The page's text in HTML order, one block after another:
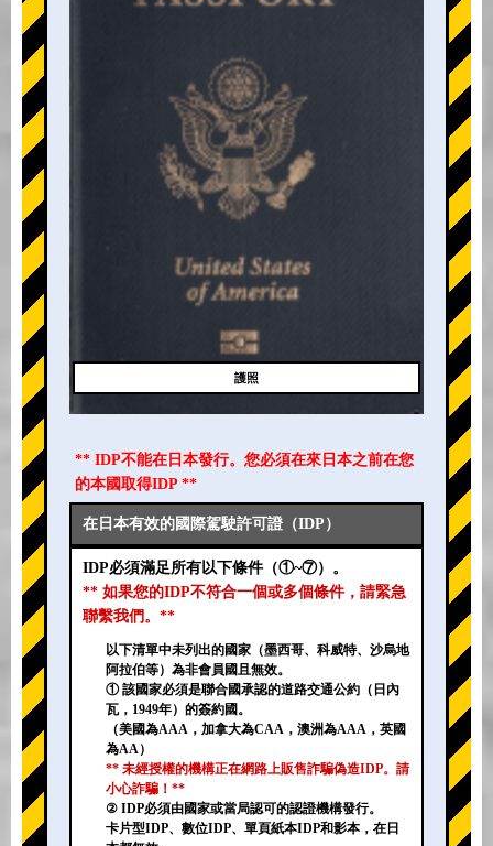
護照
** IDP不能在日本發行。您必須在來日本之前在您
的本國取得IDP **
在日本有效的國際駕駛許可證（IDP）
IDP必須滿足所有以下條件（①~⑦）。
** 如果您的IDP不符合一個或多個條件，請緊急
聯繫我們。**
以下清單中未列出的國家（墨西哥、科威特、沙烏地
阿拉伯等）為非會員國且無效。
① 該國家必須是聯合國承認的道路交通公約（日內
瓦，1949年）的簽約國。
（美國為AAA，加拿大為CAA，澳洲為AAA，英國
為AA）
** 未經授權的機構正在網路上販售詐騙偽造IDP。請
小心詐騙！**
② IDP必須由國家或當局認可的認證機構發行。
卡片型IDP、數位IDP、單頁紙本IDP和影本，在日